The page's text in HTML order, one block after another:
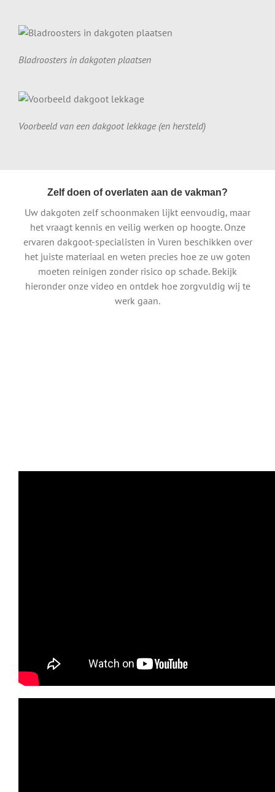
Bladroosters in dakgoten plaatsen
Voorbeeld van een dakgoot lekkage (en hersteld)
Zelf doen of overlaten aan de vakman?
Uw dakgoten zelf schoonmaken lijkt eenvoudig, maar
het vraagt kennis en veilig werken op hoogte. Onze
ervaren dakgoot-specialisten in Vuren beschikken over
het juiste materiaal en weten precies hoe ze uw goten
moeten reinigen zonder risico op schade. Bekijk
hieronder onze video en ontdek hoe zorgvuldig wij te
werk gaan.